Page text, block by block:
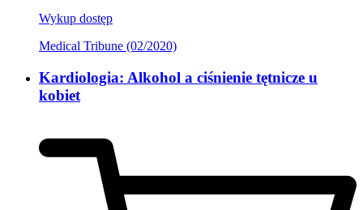
Wykup dostęp
Medical Tribune (02/2020)
Kardiologia: Alkohol a ciśnienie tętnicze u
kobiet